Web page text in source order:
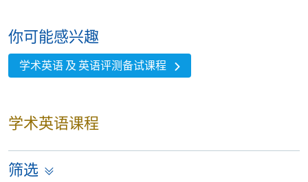
你可能感兴趣
学术英语 及 英语评测备试课程
学术英语课程
筛选